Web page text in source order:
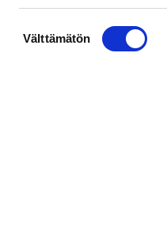
Välttämätön
Sport Oy
Puh: